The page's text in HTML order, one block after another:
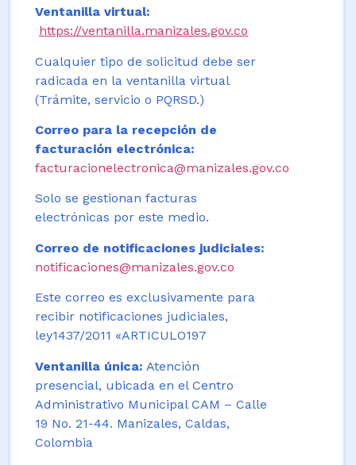
Ventanilla virtual:
https://ventanilla.manizales.gov.co
Cualquier tipo de solicitud debe ser
radicada en la ventanilla virtual
(Trámite, servicio o PQRSD.)
Correo para la recepción de
facturación electrónica:
facturacionelectronica@manizales.gov.co
Solo se gestionan facturas
electrónicas por este medio.
Correo de notificaciones judiciales:
notificaciones@manizales.gov.co
Este correo es exclusivamente para
recibir notificaciones judiciales,
ley1437/2011 «ARTICULO197
Ventanilla única: Atención
presencial, ubicada en el Centro
Administrativo Municipal CAM – Calle
19 No. 21-44. Manizales, Caldas,
Colombia